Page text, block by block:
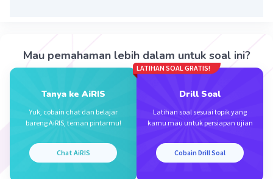
Perhatikan deret geometri yg terbentuk
U7: ar⁠⁠⁠⁠⁠⁠⁠ 6= 1/27
Mencari rasio, r
6/a = (1/27)/27
Mau pemahaman lebih dalam untuk soal ini?
Tanya ke AiRIS
Yuk, cobain chat dan belajar
bareng AiRIS, teman pintarmu!
Chat AiRIS
LATIHAN SOAL GRATIS!
Drill Soal
Latihan soal sesuai topik yang
kamu mau untuk persiapan ujian
Cobain Drill Soal